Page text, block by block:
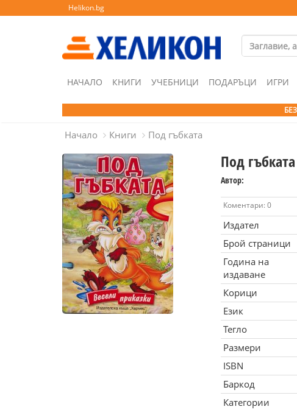
Helikon.bg
НАЧАЛО КНИГИ УЧЕБНИЦИ ПОДАРЪЦИ ИГРИ
Начало Книги Под гъбката
Под гъбката
Автор:
Коментари: 0
Издател
Брой страници
Година на
издаване
Корици
Език
Тегло
Размери
ISBN
Баркод
Категории